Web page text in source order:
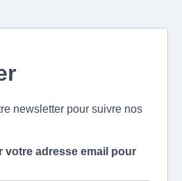
newsletter pour suivre nos
votre adresse email pour